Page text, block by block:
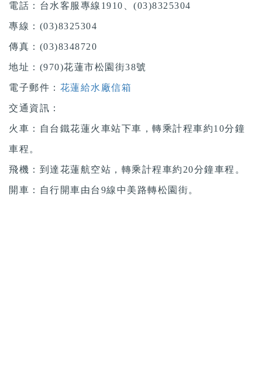
電話：台水客服專線1910、(03)8325304
專線：(03)8325304
傳真：(03)8348720
地址：(970)花蓮市松園街38號
電子郵件： 花蓮給水廠信箱
交通資訊：
火車：自台鐵花蓮火車站下車，轉乘計程車約10分鐘
車程。
飛機：到達花蓮航空站，轉乘計程車約20分鐘車程。
開車：自行開車由台9線中美路轉松園街。